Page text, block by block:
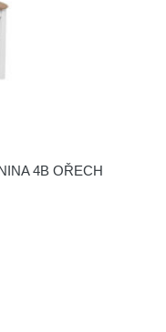
4B OŘECH